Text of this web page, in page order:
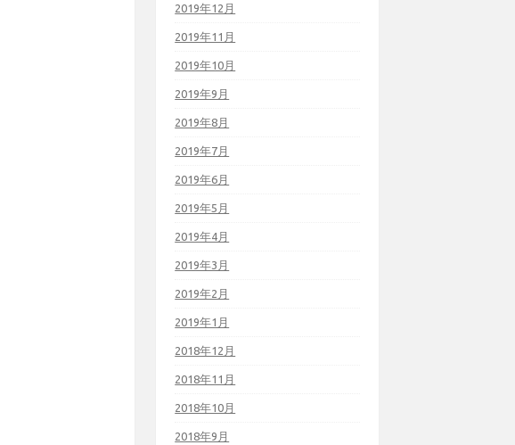
2019年12月
2019年11月
2019年10月
2019年9月
2019年8月
2019年7月
2019年6月
2019年5月
2019年4月
2019年3月
2019年2月
2019年1月
2018年12月
2018年11月
2018年10月
2018年9月